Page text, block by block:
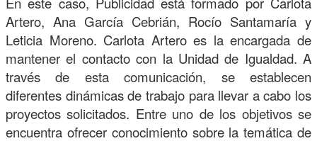
Artero, Ana García Cebrián, Rocío Santamaría y
Leticia Moreno. Carlota Artero es la encargada de
mantener el contacto con la Unidad de Igualdad. A
través de esta comunicación, se establecen
diferentes dinámicas de trabajo para llevar a cabo los
proyectos solicitados. Entre uno de los objetivos se
encuentra ofrecer conocimiento sobre la temática de